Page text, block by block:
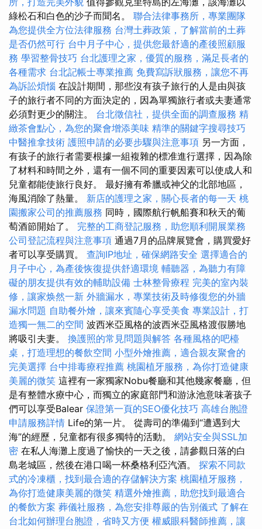
綠松石和白色的沙子而聞名。 聯合法律事務所，專業團隊
為您提供全方位法律服務 台灣土葬政策，了解當前的土葬
是否仍然可行 台中月子中心，提供您最舒適的產後照顧服
務 學習整骨技巧 台北護理之家，優質的服務，滿足長者的
各種需求 台北記帳士專業推薦 免費寫訴狀服務，讓您不再
為訴訟煩惱 在設計期間，那些沒有孩子旅行的人是由與孩
子的旅行者不同的方面決定的，因為單獨旅行者或夫妻通常
必須對更少的關注。 台北徵信社，提供全面的調查服務 精
緻茶會點心，為您的聚會增添美味 精準的關鍵字搜尋技巧
中醫推拿技術 護照申請的必要步驟與注意事項 另一方面，
有孩子的旅行者需要根據一組複雜的標准進行選擇，因為除
了材料和時間之外，還有一個不同的重要因素可以使成人和
兒童都能使旅行良好。 最好擁有希臘或神父的北部地區，
海風消除了熱量。 新店的護理之家，關心長者的每一天 桃
園搬家公司的推薦服務 同時，國際航行帆船賽和秋天的葡
萄酒節開始了。 完整的工商登記服務，助您順利開展業務
公司登記流程與注意事項 通過7月的品牌展覽會，購買愛好
者可以享受購買。 查詢IP地址，確保網路安全 選擇適合的
月子中心，為產後恢復提供舒適環境 輔聽器，為聽力有障
礙的朋友提供有效的輔助設備 士林整骨療程 完美的室內裝
修，讓家焕然一新 外牆漏水，專業技術及時修復您的外牆
漏水問題 自助餐外燴，讓來賓隨心享受美食 專業設計，打
造獨一無二的空間 波西米亞風格的波西米亞風格渡假勝地
將吸引夫妻。 換護照的常見問題與解答 各種風格的吧檯
桌，打造理想的餐飲空間 小型外燴推薦，適合親友聚會的
完美選擇 台中排毒療程推薦 桃園植牙服務，為你打造健康
美麗的微笑 這裡有一家獨家Nobu餐廳和其他幾家餐廳，但
是有整體水療中心，而獨立的家庭部門和游泳池意味著孩子
們可以享受Balear 保證第一頁的SEO優化技巧 高雄台胞證
申請服務詳情 Life的第一片。 從壽司的準備到“遭遇到大
海”的經歷，兒童都有很多獨特的活動。 網站安全與SSL加
密 在私人海灘上度過了愉快的一天之後，請參觀日落的白
島老城區，然後在港口喝一杯桑格利亞汽酒。 探索不同款
式的冷凍櫃，找到最合適的存儲解決方案 桃園植牙服務，
為你打造健康美麗的微笑 精選外燴推薦，助您找到最適合
的餐飲方案 葬儀社服務，為您安排尊嚴的告別儀式 了解在
台北如何辦理台胞證，省時又方便 權威眼科醫師推薦，讓